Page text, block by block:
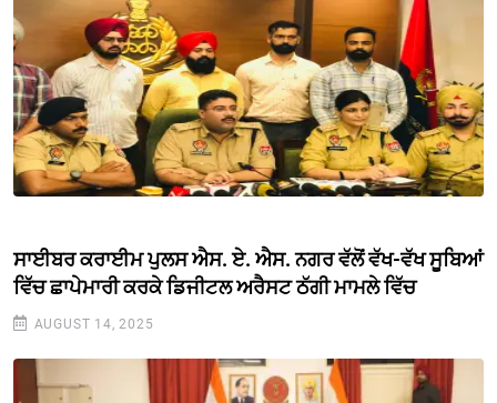
ਸਾਈਬਰ ਕਰਾਈਮ ਪੁਲਸ ਐਸ. ਏ. ਐਸ. ਨਗਰ ਵੱਲੋਂ ਵੱਖ-ਵੱਖ ਸੂਬਿਆਂ
ਵਿੱਚ ਛਾਪੇਮਾਰੀ ਕਰਕੇ ਡਿਜੀਟਲ ਅਰੈਸਟ ਠੱਗੀ ਮਾਮਲੇ ਵਿੱਚ
AUGUST 14, 2025